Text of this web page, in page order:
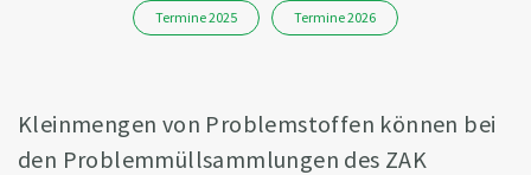
Termine 2025 Termine 2026
Kleinmengen von Problemstoffen können bei
den Problemmüllsammlungen des ZAK